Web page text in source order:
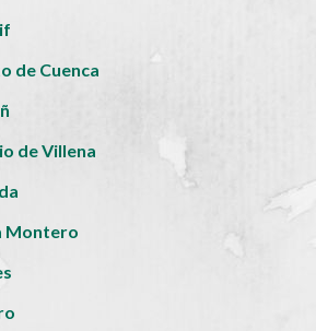
de Cuenca
de Villena
Montero